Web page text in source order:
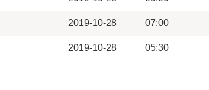
2019-10-28 07:00
2019-10-28 05:30